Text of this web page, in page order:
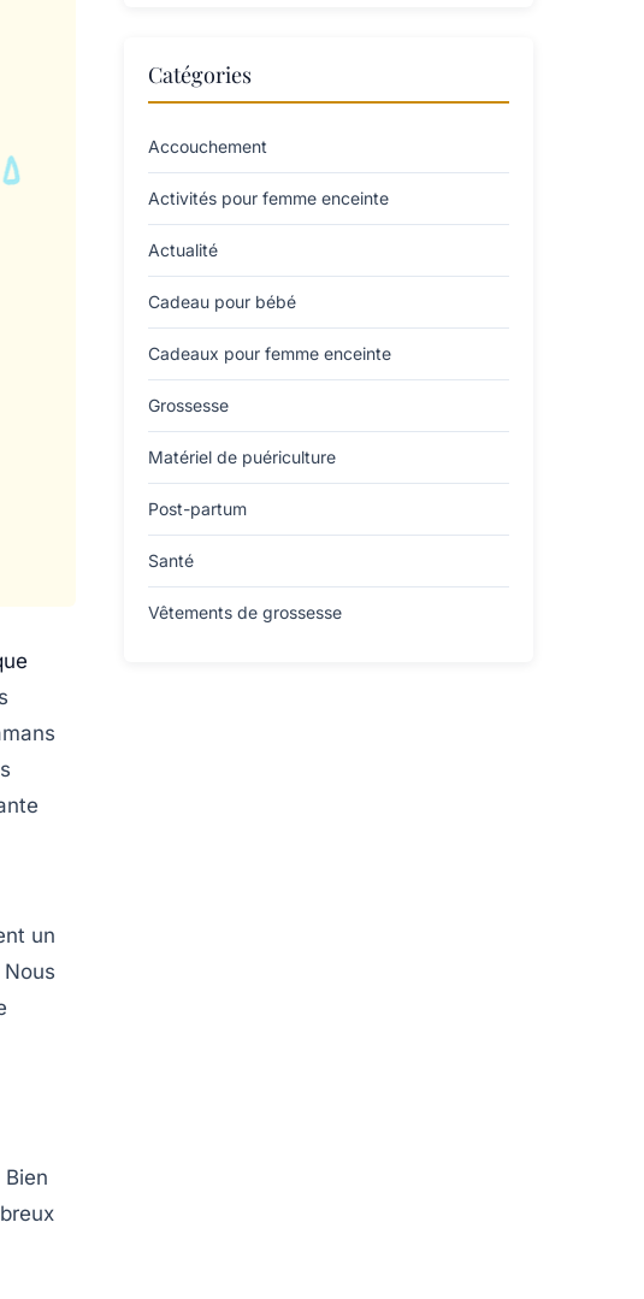
un
Catégories
Accouchement
Activités pour femme enceinte
Actualité
Cadeau pour bébé
Cadeaux pour femme enceinte
Grossesse
Matériel de puériculture
Post-partum
Santé
Vêtements de grossesse